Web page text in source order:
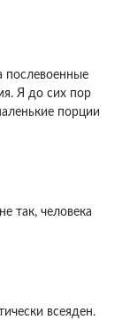
послевоенные
Я до сих пор
порции
так, человека
всеяден.